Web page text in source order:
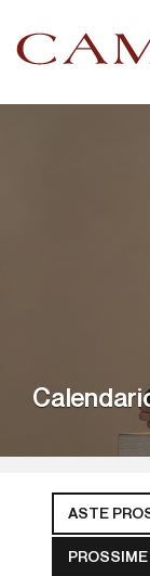
ASTE